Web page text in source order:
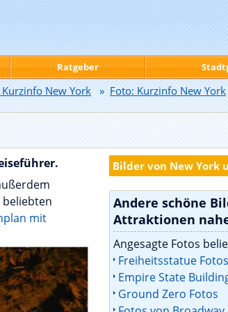
beliebten
mit
Bilder von New York
Andere schöne
Attraktionen
Angesagte Fotos
Freiheitsstatue Fotos
Empire State
Ground Zero Fotos
Ratgeber
Kurzinfo New York » Foto: Kurzinfo New York